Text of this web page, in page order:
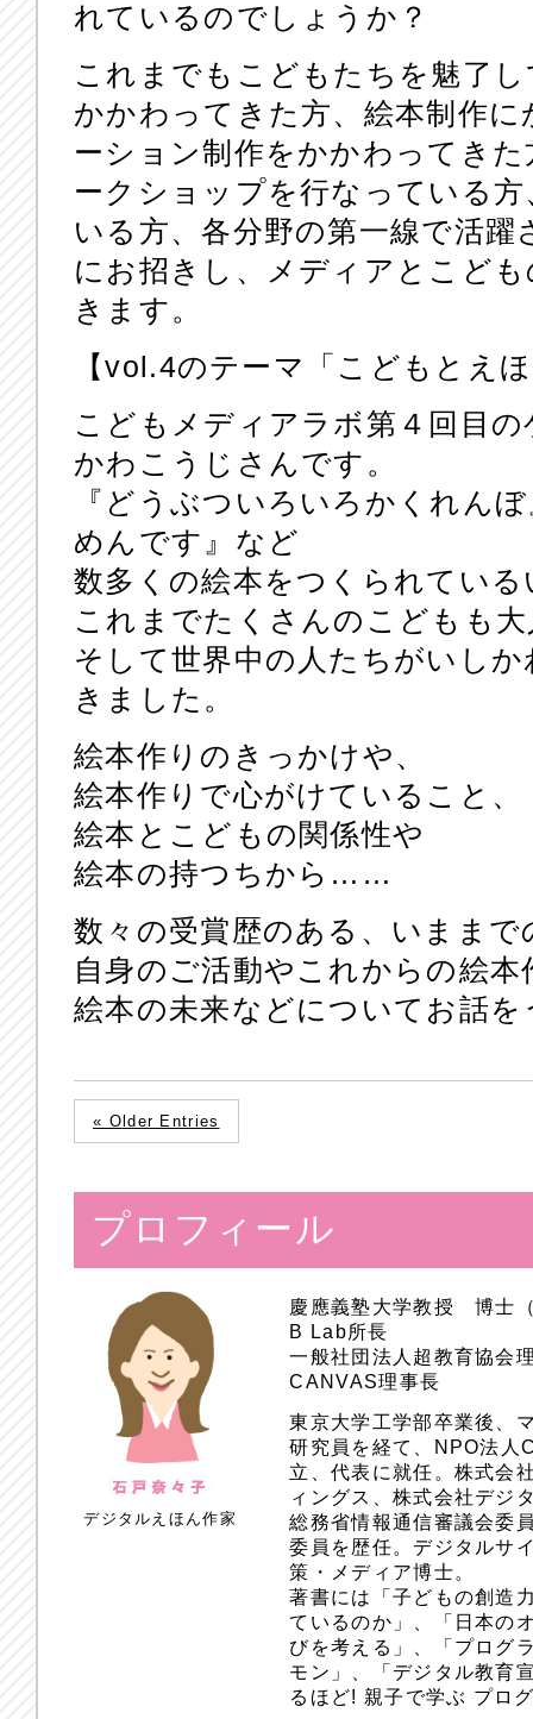
れているのでしょうか？
これまでもこどもたちを魅了
かかわってきた方、絵本制作
ーション制作をかかわってき
ークショップを行なっている
いる方、各分野の第一線で活
にお招きし、メディアとこど
きます。
【vol.4のテーマ「こどもとえ
こどもメディアラボ第４回目
かわこうじさんです。
『どうぶついろいろかくれん
めんです』など
数多くの絵本をつくられてい
これまでたくさんのこどもも
そして世界中の人たちがいし
きました。
絵本作りのきっかけや、
絵本作りで心がけていること、
絵本とこどもの関係性や
絵本の持つちから……
数々の受賞歴のある、いままで
自身のご活動やこれからの絵
絵本の未来などについてお話
« Older Entries
プロフィール
デジタルえほん作家
慶應義塾大学教授 博士
B Lab所長
一般社団法人超教育協会
CANVAS理事長
東京大学工学部卒業後、
研究員を経て、NPO法人
立、代表に就任。株式会
ィングス、株式会社デジ
総務省情報通信審議会委
委員を歴任。デジタルサ
策・メディア博士。
著書には「子どもの創造
ているのか」、「日本の
びを考える」、「プログ
モン」、「デジタル教育
るほど! 親子で学ぶ プロ